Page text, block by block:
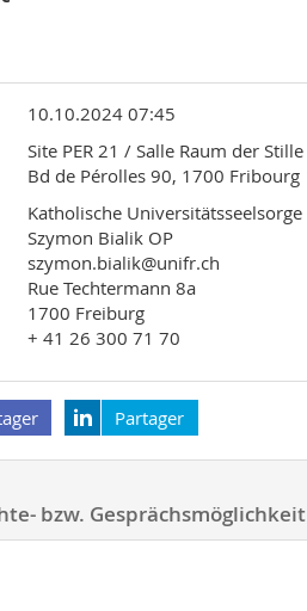
10.10.2024 07:45
Site PER 21 / Salle Raum der Stille
Bd de Pérolles 90, 1700 Fribourg
Katholische Universitätsseelsorge
Szymon Bialik OP
szymon.bialik@unifr.ch
Rue Techtermann 8a
1700 Freiburg
+ 41 26 300 71 70
Partager
bzw. Gesprächsmöglichkeit